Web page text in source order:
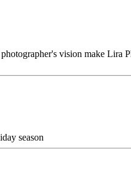
vision make Lira
season